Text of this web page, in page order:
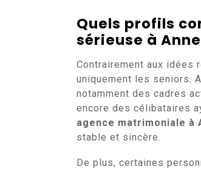
Quels profils
sérieuse à
Contrairement aux idées
uniquement les seniors.
notamment des cadres
encore des célibataires
agence matrimoniale à
stable et sincère.
De plus, certaines